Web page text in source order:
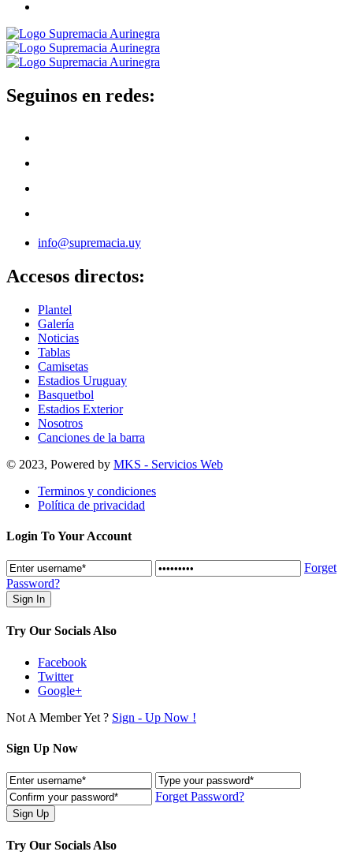
Seguinos en redes:
info@supremacia.uy
Accesos directos:
Plantel
Galería
Noticias
Tablas
Camisetas
Estadios Uruguay
Basquetbol
Estadios Exterior
Nosotros
Canciones de la barra
© 2023, Powered by MKS - Servicios Web
Terminos y condiciones
Política de privacidad
Login To Your Account
Forget
Password?
Try Our Socials Also
Facebook
Twitter
Google+
Not A Member Yet ? Sign - Up Now !
Sign Up Now
Forget Password?
Try Our Socials Also